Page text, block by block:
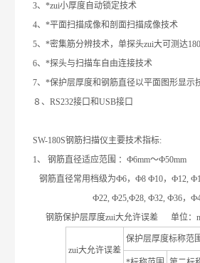
3、*zui小厚度自动锁定技术
4、*平面扫描成像和剖面扫描成像技术
5、*密集筋分辨技术，单探头zui大可测达
6、*探头与扫描车自由连接技术
7、*保护层厚度和钢筋直径以平面图形显示
８、RS232接口和USB接口
SW-180S钢筋扫描仪主要技术指标:
1、 钢筋直径适应范围 ：Ф6mm～Ф50mm
钢筋直径常用档级为Ф6，Ф8 Ф10，Ф12,
Ф22, Ф25,Ф28, Ф32, Ф36，
钢筋保护层厚度zui大允许误差
单位：
zui大允许误差
保护层厚度标称范